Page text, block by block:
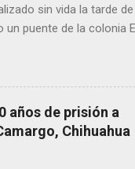
sin vida la tarde
un puente de la colonia
las calles 20 de
vecinos reportaron la
Elementos
Zona Norte
no presentaba
de la zona
años de prisión a
Chihuahua